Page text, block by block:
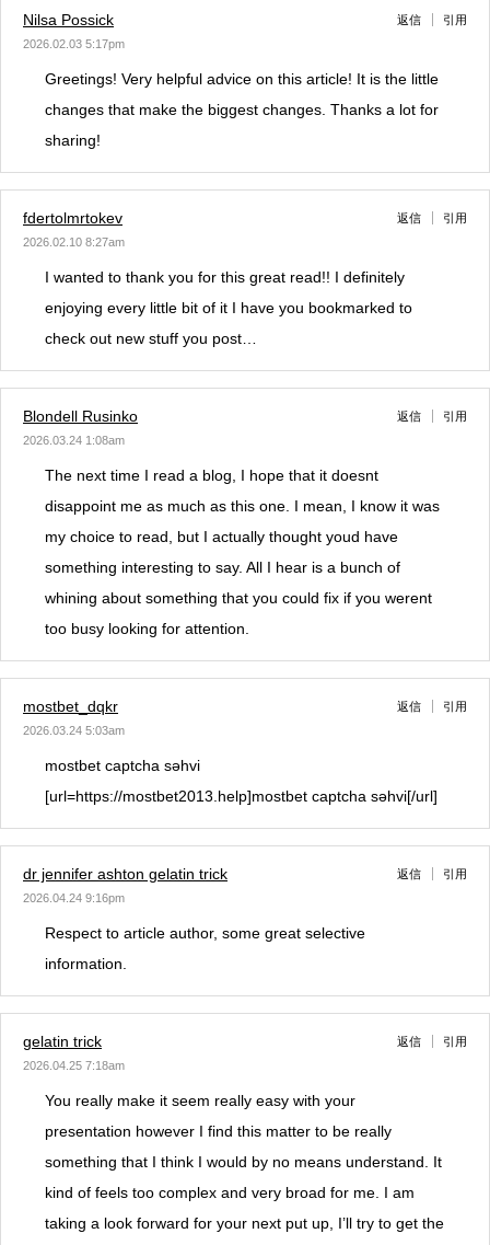
Nilsa Possick
2026.02.03 5:17pm
返信 引用
Greetings! Very helpful advice on this article! It is the little
changes that make the biggest changes. Thanks a lot for
sharing!
fdertolmrtokev
2026.02.10 8:27am
返信 引用
I wanted to thank you for this great read!! I definitely
enjoying every little bit of it I have you bookmarked to
check out new stuff you post…
Blondell Rusinko
2026.03.24 1:08am
返信 引用
The next time I read a blog, I hope that it doesnt
disappoint me as much as this one. I mean, I know it was
my choice to read, but I actually thought youd have
something interesting to say. All I hear is a bunch of
whining about something that you could fix if you werent
too busy looking for attention.
mostbet_dqkr
2026.03.24 5:03am
返信 引用
mostbet captcha səhvi
[url=https://mostbet2013.help]mostbet captcha səhvi[/url]
dr jennifer ashton gelatin trick
2026.04.24 9:16pm
返信 引用
Respect to article author, some great selective
information.
gelatin trick
2026.04.25 7:18am
返信 引用
You really make it seem really easy with your
presentation however I find this matter to be really
something that I think I would by no means understand. It
kind of feels too complex and very broad for me. I am
taking a look forward for your next put up, I’ll try to get the